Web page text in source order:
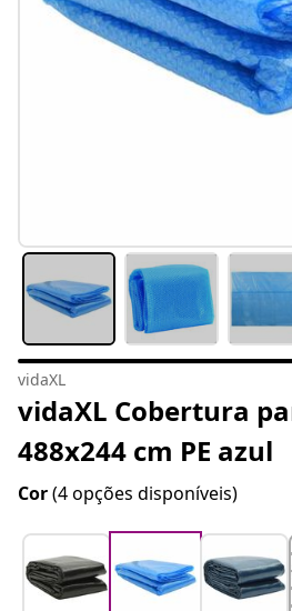
vidaXL
vidaXL Cobertura
488x244 cm PE azul
Cor(4 opções disponíveis)